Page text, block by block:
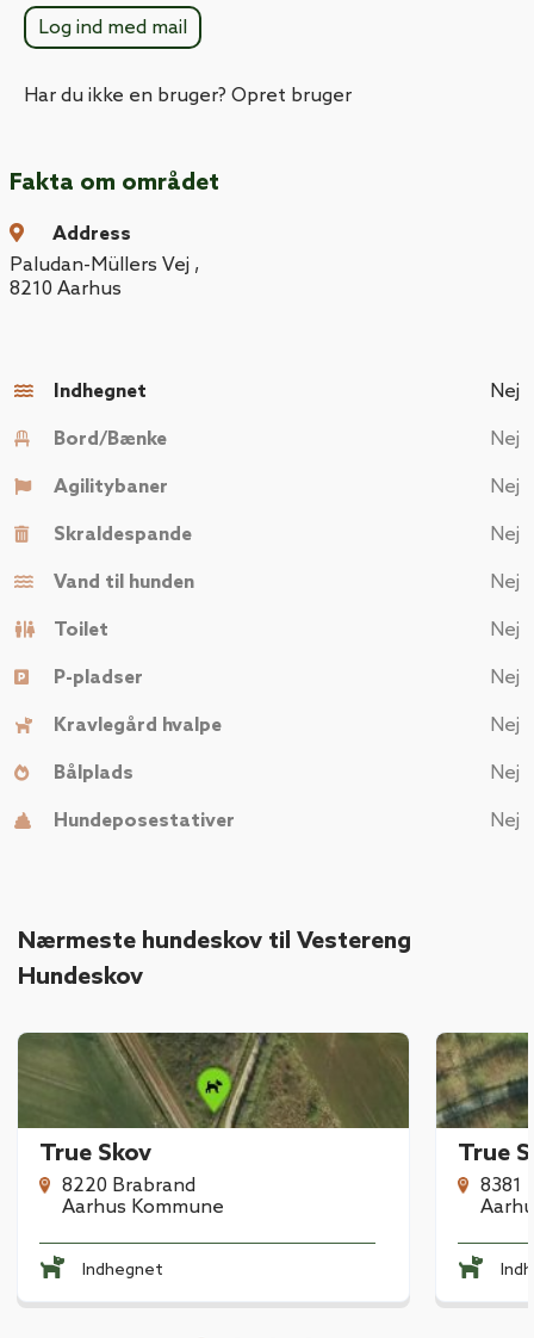
Log ind med mail
Har du ikke en bruger? Opret bruger
Fakta om området
Address
Paludan-Müllers Vej ,
8210 Aarhus
Indhegnet Nej
Bord/Bænke Nej
Agilitybaner Nej
Skraldespande Nej
Vand til hunden Nej
Toilet Nej
P-pladser Nej
Kravlegård hvalpe Nej
Bålplads Nej
Hundeposestativer Nej
Nærmeste hundeskov til Vestereng
Hundeskov
True Skov
8220 Brabrand
Aarhus Kommune
Indhegnet
True
8381